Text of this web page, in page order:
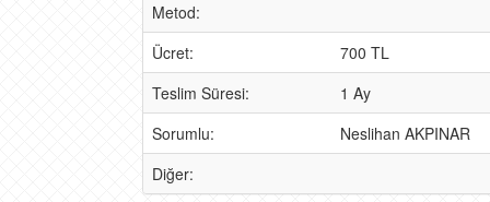
Metod:
Ücret:
700 TL
Teslim Süresi:
1 Ay
Sorumlu:
Neslihan AKPINAR
Diğer: